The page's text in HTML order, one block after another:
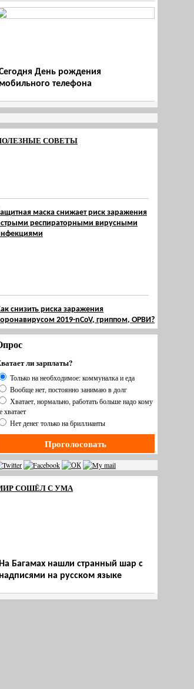
День рождения
мобильного телефона
СОВЕТЫ
маска снижает риск заражения
респираторными вирусными
снизить риска заражения
2019-nCoV, гриппом, ОРВИ?
ли зарплаты?
Только на необходимое: коммуналка и еда
Вообще нет, постоянно занимаю в долг
Хватает, нормально, работать больше надо кому
хватает
Нет денег только на бриллианты
Проголосовать
СОШЁЛ С УМА
На Багамах нашли странный шар с
надписями на русском языке